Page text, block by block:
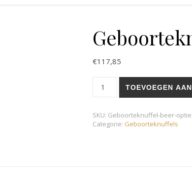
€117,85
TOEVOEGEN
SKU: Geboorteknuffel-beer-
Categorie: Geboorteknuffels